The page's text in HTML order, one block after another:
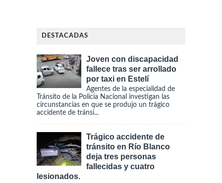
DESTACADAS
Joven con discapacidad
fallece tras ser arrollado
por taxi en Estelí
Agentes de la especialidad de
Tránsito de la Policía Nacional investigan las
circunstancias en que se produjo un trágico
accidente de tránsi...
Trágico accidente de
tránsito en Río Blanco
deja tres personas
fallecidas y cuatro
lesionados.